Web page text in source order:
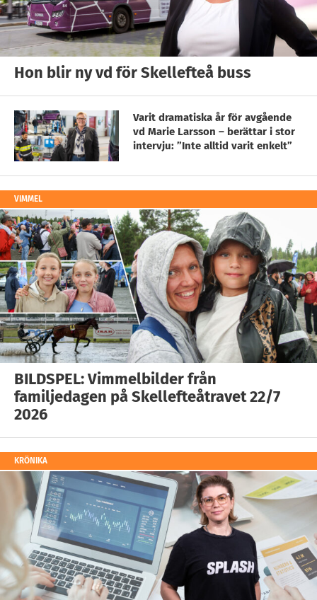
Hon blir ny vd för Skellefteå buss
Varit dramatiska år för avgående
vd Marie Larsson – berättar i stor
intervju: ”Inte alltid varit enkelt”
VIMMEL
BILDSPEL: Vimmelbilder från
familjedagen på Skellefteåtravet 22/7
2026
KRÖNIKA